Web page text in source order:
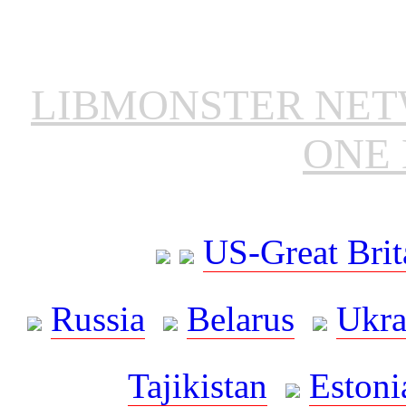
LIBMONSTER
ONE
US-Great
Russia
Belarus
Tajikistan